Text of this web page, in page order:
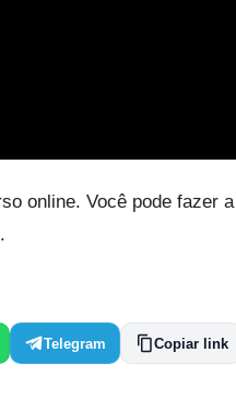
online. Você pode fazer a
.
Telegram Copiar link